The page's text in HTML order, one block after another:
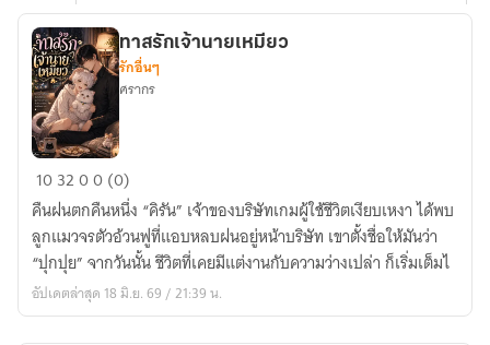
ทาส
รัก
เจ้า
นาย
เหมียว
ทาสรักเจ้านายเหมียว
รักอื่นๆ
ศรากร
103200 (0)
คืนฝนตกคืนหนึ่ง “คิรัน” เจ้าของบริษัทเกมผู้ใช้ชีวิตเงียบเหงา ได้พบ
ลูกแมวจรตัวอ้วนฟูที่แอบหลบฝนอยู่หน้าบริษัท เขาตั้งชื่อให้มันว่า
“ปุกปุย” จากวันนั้น ชีวิตที่เคยมีแต่งานกับความว่างเปล่า ก็เริ่มเต็มไ
อัปเดตล่าสุด 18 มิ.ย. 69 / 21:39 น.